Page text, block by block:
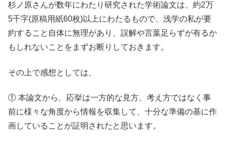
杉ノ原さんが数年にわたり研究された学術論文は、約2万
5千字(原稿用紙60枚)以上にわたるもので、浅学の私が要
約すること自体に無理があり、誤解や言葉足らずが有るか
もしれないことをまずお断りしておきます。
その上で感想としては、
① 本論文から、応挙は一方的な見方、考え方ではなく事
前に様々な角度から情報を収集して、十分な準備の基に作
画していることが証明されたと思います。